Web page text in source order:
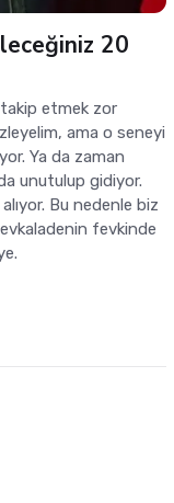
20
takip etmek zor
ama o seneyi
Ya da zaman
unutulup gidiyor.
Bu nedenle biz
fevkinde